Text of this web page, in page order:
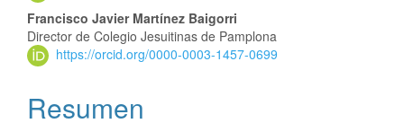
Francisco Javier Martínez Baigorri
Director de Colegio Jesuitinas de Pamplona
https://orcid.org/0000-0003-1457-0699
Resumen